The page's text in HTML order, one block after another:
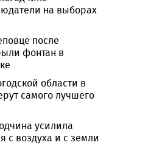
на выборах
после
фонтан в
области в
самого лучшего
усилила
с воздуха и с земли